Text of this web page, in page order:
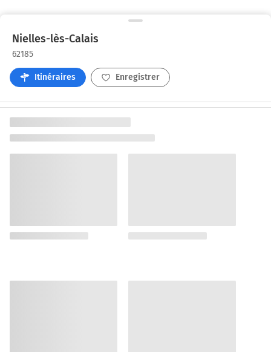
Nielles-lès-Calais
62185
Itinéraires Enregistrer